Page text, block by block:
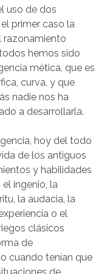
uso de dos
primer caso la
razonamiento
hemos sido
mética, que es
curva, y que
nadie nos ha
a desarrollarla.
hoy del todo
de los antiguos
y habilidades
ingenio, la
la audacia, la
o el
clásicos
de
cuando tenían que